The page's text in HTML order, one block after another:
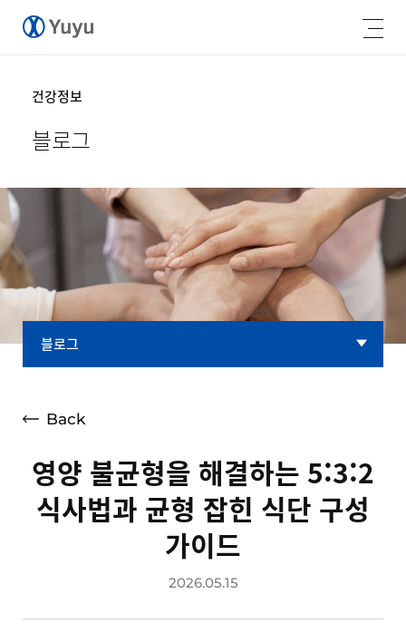
건강정보
블로그
블로그
Back
영양 불균형을 해결하는 5:3:2
식사법과 균형 잡힌 식단 구성
가이드
2026.05.15